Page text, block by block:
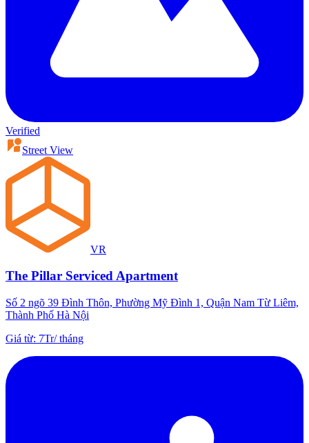
Verified
Street View
VR
The Pillar Serviced Apartment
Số 2 ngõ 39 Đình Thôn, Phường Mỹ Đình 1, Quận Nam Từ Liêm,
Thành Phố Hà Nội
Giá từ: 7Tr/tháng